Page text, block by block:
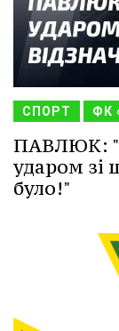
СПОРТ ФК
ПАВЛЮК:
ударом зі
було!"